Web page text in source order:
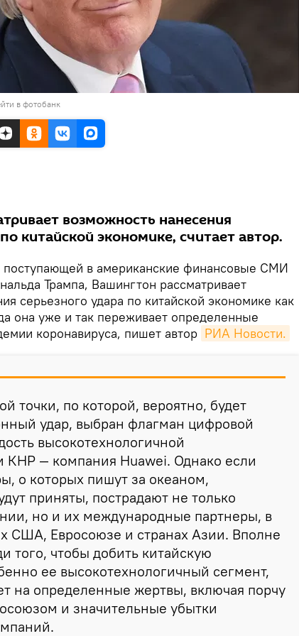
в фотобанк
возможность нанесения
китайской экономике, считает автор.
в американские финансовые СМИ
Трампа, Вашингтон рассматривает
серьезного удара по китайской экономике как
она уже и так переживает определенные
коронавируса, пишет автор РИА Новости.
точки, по которой, вероятно, будет
удар, выбран флагман цифровой
высокотехнологичной
— компания Huawei. Однако если
о которых пишут за океаном,
приняты, пострадают не только
но и их международные партнеры, в
США, Евросоюзе и странах Азии. Вполне
того, чтобы добить китайскую
ее высокотехнологичный сегмент,
на определенные жертвы, включая порчу
и значительные убытки